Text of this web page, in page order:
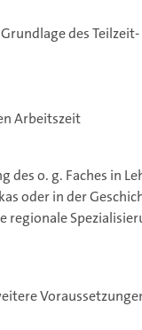
des
Arbeitszeit
o. g. Faches in
oder in der
regionale